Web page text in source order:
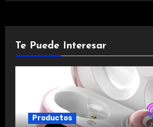
Te Puede Interesar
Productos